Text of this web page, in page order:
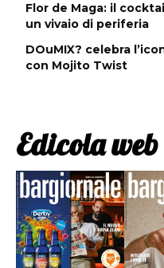
Flor de Maga: il
un vivaio di periferia
DOuMIX? celebra
con Mojito Twist
Edicola web